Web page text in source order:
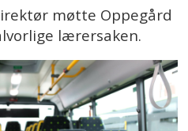
møtte Oppegård
lærersaken.